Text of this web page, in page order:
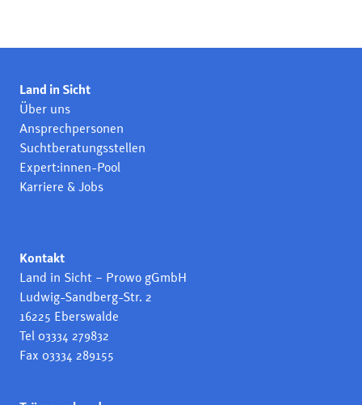
Land in Sicht
Über uns
Ansprechpersonen
Suchtberatungsstellen
Expert:innen-Pool
Karriere & Jobs
Kontakt
Land in Sicht – Prowo gGmbH
Ludwig-Sandberg-Str. 2
16225 Eberswalde
Tel 03334 279832
Fax 03334 289155